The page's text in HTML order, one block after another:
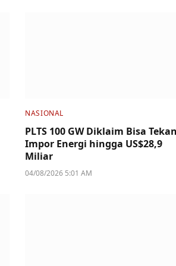
NASIONAL
PLTS 100 GW Diklaim Bisa
Impor Energi hingga US$28,9
Miliar
04/08/2026 5:01 AM